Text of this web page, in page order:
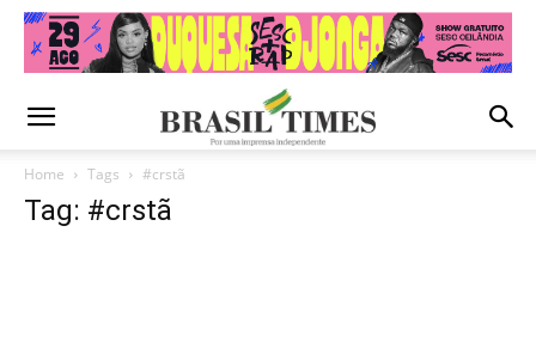
Home Tags #crstã
Tag: #crstã